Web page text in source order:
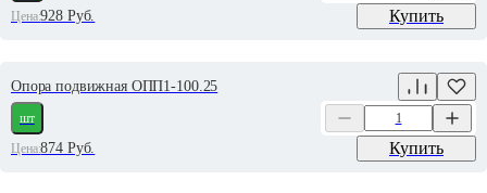
Цена:928 Руб. Купить
Опора подвижная ОПП1-100.25
шт
Цена:874 Руб. Купить